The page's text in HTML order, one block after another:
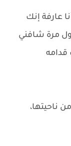
عارفة إنك
مرة شافني
قدامه
ناحيتها،